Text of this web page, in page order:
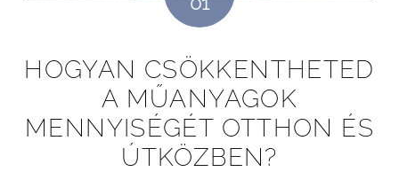
HOGYAN CSÖKKENTHETED
A MŰANYAGOK
MENNYISÉGÉT OTTHON ÉS
ÚTKÖZBEN?